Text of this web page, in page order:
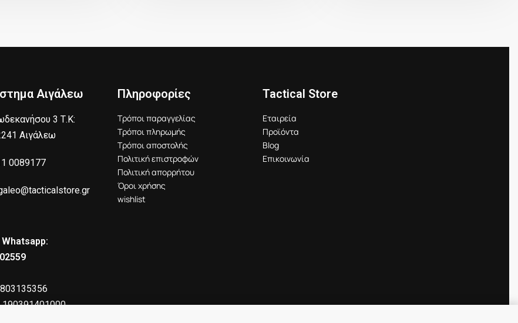
Αιγάλεω
3 Τ.Κ:
Αιγάλεω
0089177
803135356
190391401000
Πληροφορίες
Τρόποι παραγγελίας
Τρόποι πληρωμής
Τρόποι αποστολής
Πολιτική επιστροφών
Πολιτική απορρήτου
Όροι χρήσης
wishlist
Tactical Store
Εταιρεία
Προϊόντα
Blog
Επικοινωνία